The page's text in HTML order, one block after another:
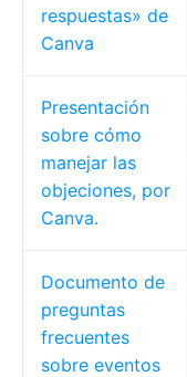
respuestas» de
Canva
Presentación
sobre cómo
manejar las
objeciones, por
Canva.
Documento de
preguntas
frecuentes
sobre eventos